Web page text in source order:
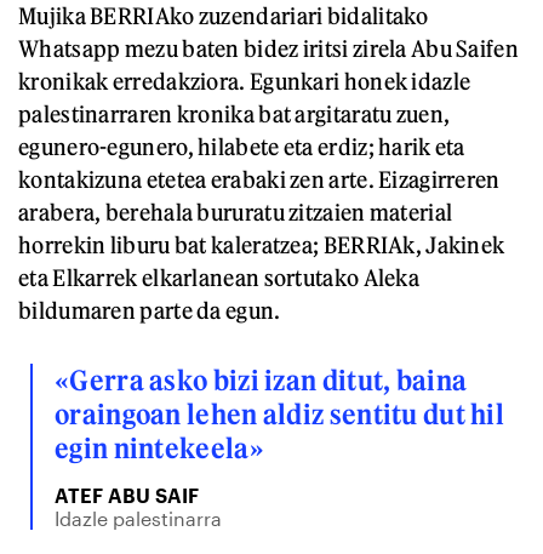
Mujika BERRIAko zuzendariari bidalitako
Whatsapp mezu baten bidez iritsi zirela Abu Saifen
kronikak erredakziora. Egunkari honek idazle
palestinarraren kronika bat argitaratu zuen,
egunero-egunero, hilabete eta erdiz; harik eta
kontakizuna etetea erabaki zen arte. Eizagirreren
arabera, berehala bururatu zitzaien material
horrekin liburu bat kaleratzea; BERRIAk, Jakinek
eta Elkarrek elkarlanean sortutako Aleka
bildumaren parte da egun.
«Gerra asko bizi izan ditut, baina
oraingoan lehen aldiz sentitu dut hil
egin nintekeela»
ATEF ABU SAIF
Idazle palestinarra